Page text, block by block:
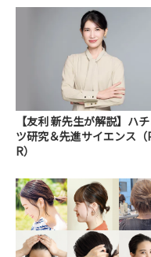
【友利 新先生が解説】ハ
ツ研究＆先進サイエンス（
R）